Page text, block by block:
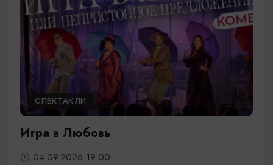
СПЕКТАКЛИ
Игра в Любовь
04.09.2026 19:00